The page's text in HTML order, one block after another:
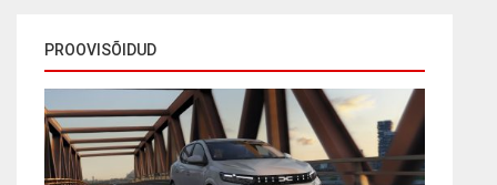
PROOVISÕIDUD